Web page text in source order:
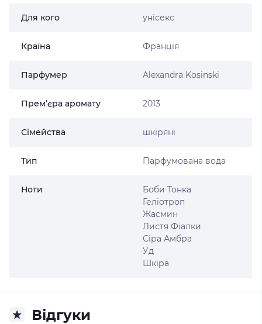
Для кого унісекс
Країна Франція
Парфумер Alexandra Kosinski
Прем’єра аромату 2013
Сімейства шкіряні
Тип Парфумована вода
Ноти
Боби Тонка
Геліотроп
Жасмин
Листя Фіалки
Сіра Амбра
Уд
Шкіра
Відгуки